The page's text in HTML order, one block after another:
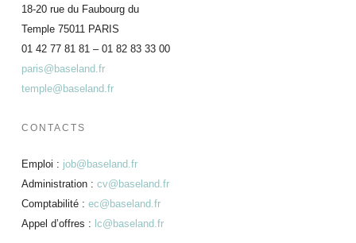
18-20 rue du Faubourg du
Temple 75011 PARIS
01 42 77 81 81 – 01 82 83 33 00
paris@baseland.fr
temple@baseland.fr
CONTACTS
Emploi : job@baseland.fr
Administration :cv@baseland.fr
Comptabilité :ec@baseland.fr
Appel d’offres : lc@baseland.fr